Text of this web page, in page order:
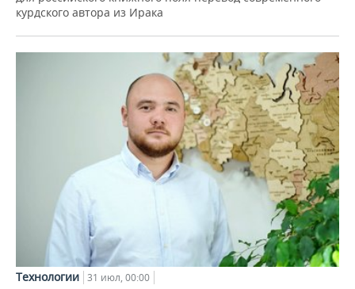
курдского автора из Ирака
Технологии 31 июл, 00:00